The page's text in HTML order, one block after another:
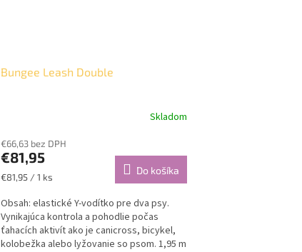
Bungee Leash Double
Skladom
€66,63 bez DPH
€81,95
Jednotková
€81,95 / 1 ks
Do košíka
Obsah: elastické Y-vodítko pre dva psy.
Vynikajúca kontrola a pohodlie počas
ťahacích aktivít ako je canicross, bicykel,
kolobežka alebo lyžovanie so psom. 1,95 m